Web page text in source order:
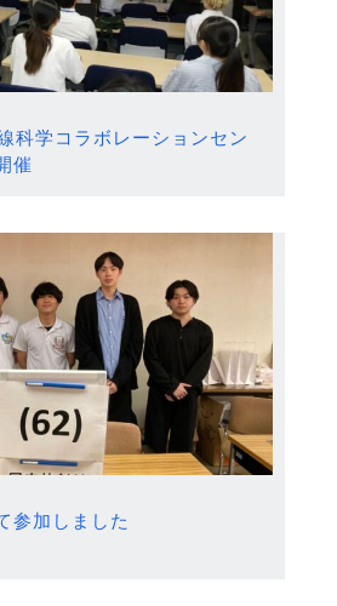
科学コラボレーションセン
催
参加しました